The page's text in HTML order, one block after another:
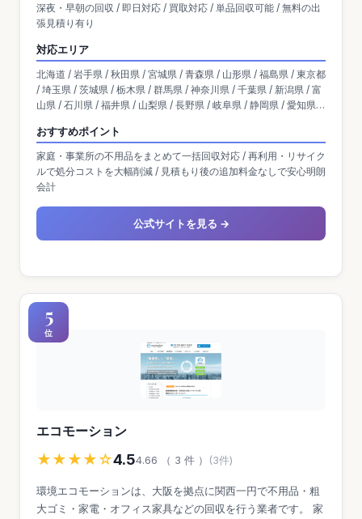
深夜・早朝の回収 / 即日対応 / 買取対応 / 単品回収可能 / 無料の出
張見積り有り
対応エリア
北海道 / 岩手県 / 秋田県 / 宮城県 / 青森県 / 山形県 / 福島県 / 東京都
/ 埼玉県 / 茨城県 / 栃木県 / 群馬県 / 神奈川県 / 千葉県 / 新潟県 / 富
山県 / 石川県 / 福井県 / 山梨県 / 長野県 / 岐阜県 / 静岡県 / 愛知県 /
県 / 広島県 / 島根県 / 鳥取県 / 山口県 / 香川県 / 愛媛県 / 高知県 / 徳
島県 / 熊本県 / 宮崎県 / 佐賀県 / 福岡県 / 鹿児島県 / 沖縄県 / 大分県
/ 長崎県
おすすめポイント
家庭・事業所の不用品をまとめて一括回収対応 / 再利用・リサイク
ルで処分コストを大幅削減 / 見積もり後の追加料金なしで安心明朗
会計
公式サイトを見る →
5
位
エコモーション
★★★★☆4.54.66 （ 3 件 ） (3件)
環境エコモーションは、大阪を拠点に関西一円で不用品・粗
大ゴミ・家電・オフィス家具などの回収を行う業者です。 家